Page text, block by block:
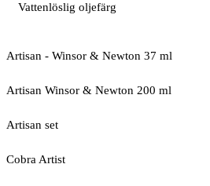
Vattenlöslig oljefärg
Artisan - Winsor & Newton 37 ml
Artisan Winsor & Newton 200 ml
Artisan set
Cobra Artist